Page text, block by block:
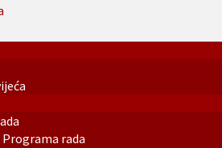
rada